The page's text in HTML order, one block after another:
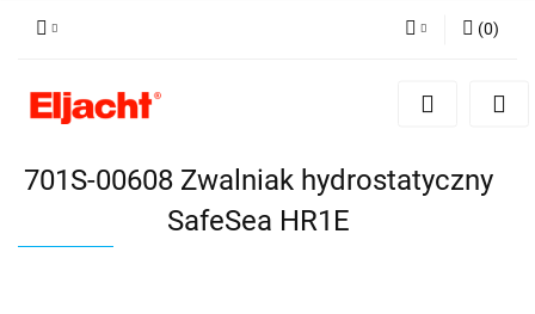
Zaloguj się
(0)
701S-00608 Zwalniak hydrostatyczny
SafeSea HR1E